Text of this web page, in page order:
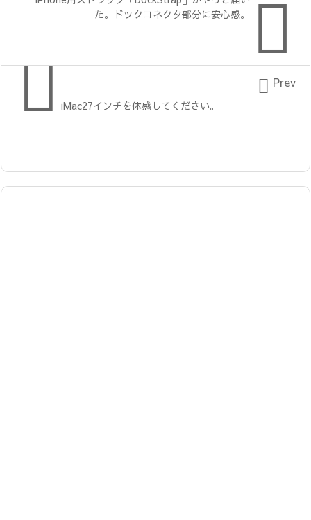

た。ドックコネクタ部分に安心感。
iMac27インチを体感してください。
 Prev